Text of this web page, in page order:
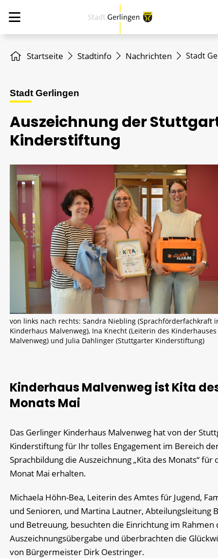
Startseite Stadtinfo Nachrichten Stadt
Stadt Gerlingen
Auszeichnung der
Kinderstiftung
von links nach rechts: Sandra Niebling (Sprachförderfachkraft
Kinderhaus Malvenweg), Ina Knecht (Leiterin des Kinderhauses
Malvenweg) und Julia Dahlinger (Stuttgarter Kinderstiftung)
Kinderhaus Malvenweg ist Kita
Monats Mai
Das Gerlinger Kinderhaus Malvenweg hat von der
Kinderstiftung für Ihr tolles Engagement im Bereich
Sprachbildung die Auszeichnung „Kita des Monats“ für
Monat Mai erhalten.
Michaela Höhn-Bea, Leiterin des Amtes für Jugend,
und Senioren, und Martina Lautner, Abteilungsleitung
und Betreuung, besuchten die Einrichtung im Rahmen
Auszeichnungsübergabe und überbrachten die
von Bürgermeister Dirk Oestringer.